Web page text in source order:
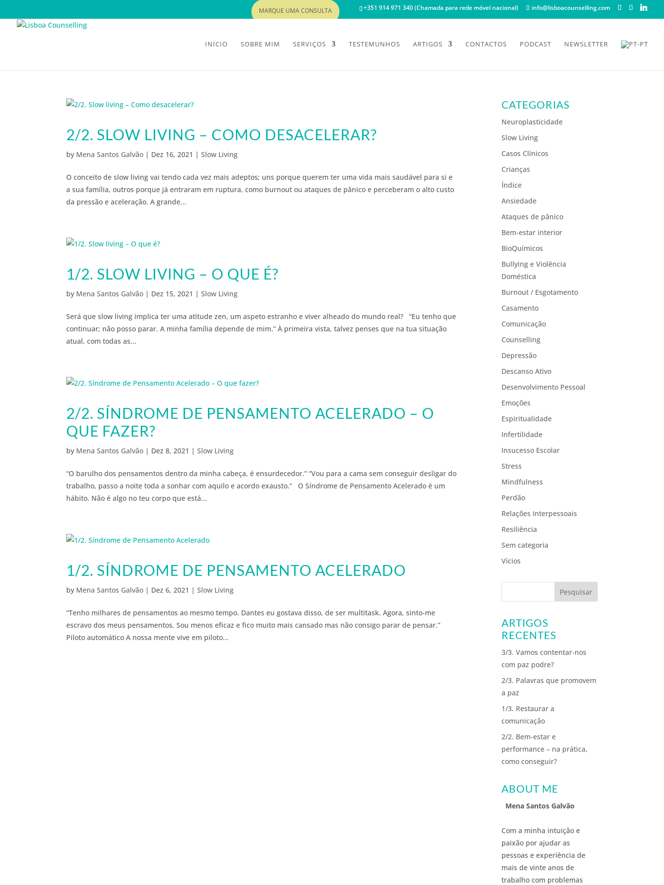
+351 914 971 340 (Chamada para rede móvel nacional) info@lisboacounselling.com
MARQUE UMA CONSULTA
INICIO SOBRE MIM SERVIÇOS TESTEMUNHOS ARTIGOS CONTACTOS PODCAST NEWSLETTER
2/2. SLOW LIVING – COMO DESACELERAR?
by Mena Santos Galvão | Dez 16, 2021 |Slow Living
O conceito de slow living vai tendo cada vez mais adeptos; uns porque querem ter uma vida mais saudável para si e
a sua família, outros porque já entraram em ruptura, como burnout ou ataques de pânico e perceberam o alto custo
da pressão e aceleração. A grande...
1/2. SLOW LIVING – O QUE É?
by Mena Santos Galvão | Dez 15, 2021 |Slow Living
Será que slow living implica ter uma atitude zen, um aspeto estranho e viver alheado do mundo real? “Eu tenho que
continuar; não posso parar. A minha família depende de mim.” À primeira vista, talvez penses que na tua situação
atual, com todas as...
2/2. SÍNDROME DE PENSAMENTO ACELERADO – O
QUE FAZER?
by Mena Santos Galvão | Dez 8, 2021 |Slow Living
“O barulho dos pensamentos dentro da minha cabeça, é ensurdecedor.” “Vou para a cama sem conseguir desligar do
trabalho, passo a noite toda a sonhar com aquilo e acordo exausto.” O Síndrome de Pensamento Acelerado é um
hábito. Não é algo no teu corpo que está...
1/2. SÍNDROME DE PENSAMENTO ACELERADO
by Mena Santos Galvão | Dez 6, 2021 |Slow Living
“Tenho milhares de pensamentos ao mesmo tempo. Dantes eu gostava disso, de ser multitask. Agora, sinto-me
escravo dos meus pensamentos. Sou menos eficaz e fico muito mais cansado mas não consigo parar de pensar.”
Piloto automático A nossa mente vive em piloto...
CATEGORIAS
Neuroplasticidade
Slow Living
Casos Clínicos
Crianças
Índice
Ansiedade
Ataques de pânico
Bem-estar interior
BioQuímicos
Bullying e Violência
Doméstica
Burnout / Esgotamento
Casamento
Comunicação
Counselling
Depressão
Descanso Ativo
Desenvolvimento Pessoal
Emoções
Espiritualidade
Infertilidade
Insucesso Escolar
Stress
Mindfulness
Perdão
Relações Interpessoais
Resiliência
Sem categoria
Vícios
ARTIGOS
RECENTES
3/3. Vamos contentar-nos
com paz podre?
2/3. Palavras que promovem
a paz
1/3. Restaurar a
comunicação
2/2. Bem-estar e
performance – na prática,
como conseguir?
ABOUT ME
Mena Santos Galvão
Com a minha intuição e
paixão por ajudar as
pessoas e experiência de
mais de vinte anos de
trabalho com problemas